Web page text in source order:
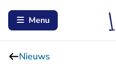
Menu
Nieuws